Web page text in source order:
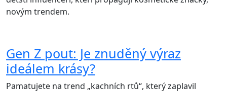
novým trendem.
Gen Z pout: Je znuděný výraz
ideálem krásy?
Pamatujete na trend „kachních rtů“, který zaplavil